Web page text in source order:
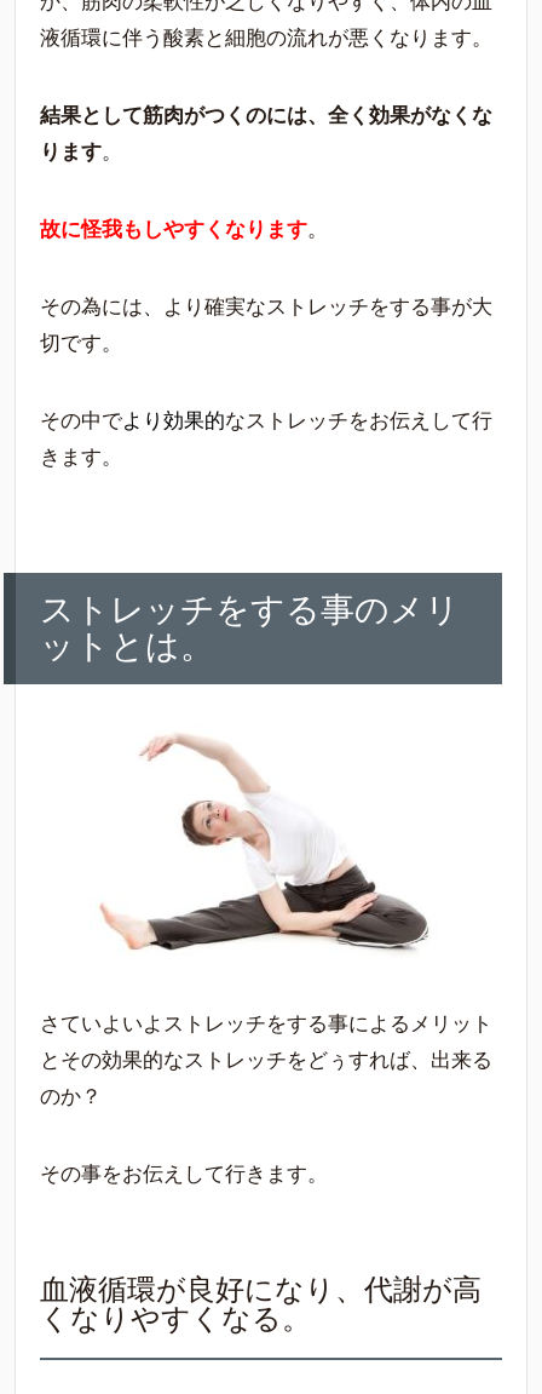
液循環に伴う酸素と細胞の流れが悪くなります。
結果として筋肉がつくのには、全く効果がなくな
ります。
故に怪我もしやすくなります。
その為には、より確実なストレッチをする事が大
切です。
その中でより効果的なストレッチをお伝えして行
きます。
ストレッチをする事のメリ
ットとは。
さていよいよストレッチをする事によるメリット
とその効果的なストレッチをどぅすれば、出来る
のか？
その事をお伝えして行きます。
血液循環が良好になり、代謝が高
くなりやすくなる。